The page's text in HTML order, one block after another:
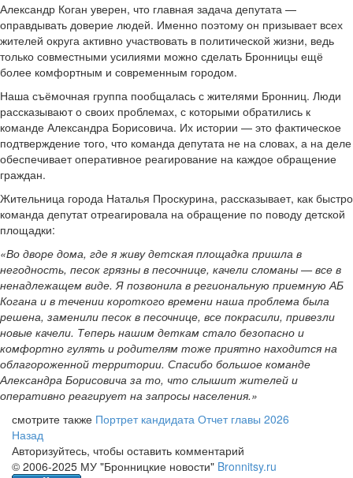
Александр Коган уверен, что главная задача депутата —
оправдывать доверие людей. Именно поэтому он призывает всех
жителей округа активно участвовать в политической жизни, ведь
только совместными усилиями можно сделать Бронницы ещё
более комфортным и современным городом.
Наша съёмочная группа пообщалась с жителями Бронниц. Люди
рассказывают о своих проблемах, с которыми обратились к
команде Александра Борисовича. Их истории — это фактическое
подтверждение того, что команда депутата не на словах, а на деле
обеспечивает оперативное реагирование на каждое обращение
граждан.
Жительница города Наталья Проскурина, рассказывает, как быстро
команда депутат отреагировала на обращение по поводу детской
площадки:
«Во дворе дома, где я живу детская площадка пришла в
негодность, песок грязны в песочнице, качели сломаны — все в
ненадлежащем виде. Я позвонила в региональную приемную АБ
Когана и в течении короткого времени наша проблема была
решена, заменили песок в песочнице, все покрасили, привезли
новые качели. Теперь нашим деткам стало безопасно и
комфортно гулять и родителям тоже приятно находится на
облагороженной территории. Спасибо большое команде
Александра Борисовича за то, что слышит жителей и
оперативно реагирует на запросы населения.»
смотрите также Портрет кандидата Отчет главы 2026
Назад
Авторизуйтесь, чтобы оставить комментарий
© 2006-2025 МУ "Бронницкие новости" Bronnitsy.ru